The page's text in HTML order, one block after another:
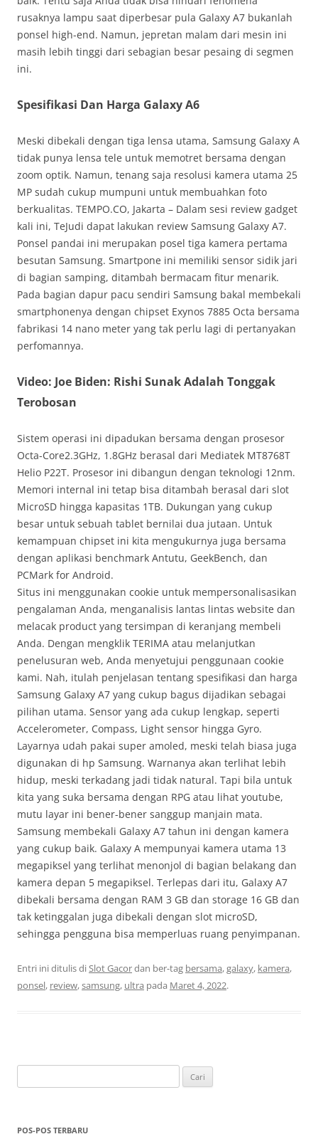
rusaknya lampu saat diperbesar pula Galaxy A7 bukanlah
ponsel high-end. Namun, jepretan malam dari mesin ini
masih lebih tinggi dari sebagian besar pesaing di segmen
ini.
Spesifikasi Dan Harga Galaxy A6
Meski dibekali dengan tiga lensa utama, Samsung Galaxy A
tidak punya lensa tele untuk memotret bersama dengan
zoom optik. Namun, tenang saja resolusi kamera utama 25
MP sudah cukup mumpuni untuk membuahkan foto
berkualitas. TEMPO.CO, Jakarta – Dalam sesi review gadget
kali ini, TeJudi dapat lakukan review Samsung Galaxy A7.
Ponsel pandai ini merupakan posel tiga kamera pertama
besutan Samsung. Smartpone ini memiliki sensor sidik jari
di bagian samping, ditambah bermacam fitur menarik.
Pada bagian dapur pacu sendiri Samsung bakal membekali
smartphonenya dengan chipset Exynos 7885 Octa bersama
fabrikasi 14 nano meter yang tak perlu lagi di pertanyakan
perfomannya.
Video: Joe Biden: Rishi Sunak Adalah Tonggak
Terobosan
Sistem operasi ini dipadukan bersama dengan prosesor
Octa-Core2.3GHz, 1.8GHz berasal dari Mediatek MT8768T
Helio P22T. Prosesor ini dibangun dengan teknologi 12nm.
Memori internal ini tetap bisa ditambah berasal dari slot
MicroSD hingga kapasitas 1TB. Dukungan yang cukup
besar untuk sebuah tablet bernilai dua jutaan. Untuk
kemampuan chipset ini kita mengukurnya juga bersama
dengan aplikasi benchmark Antutu, GeekBench, dan
PCMark for Android.
Situs ini menggunakan cookie untuk mempersonalisasikan
pengalaman Anda, menganalisis lantas lintas website dan
melacak product yang tersimpan di keranjang membeli
Anda. Dengan mengklik TERIMA atau melanjutkan
penelusuran web, Anda menyetujui penggunaan cookie
kami. Nah, itulah penjelasan tentang spesifikasi dan harga
Samsung Galaxy A7 yang cukup bagus dijadikan sebagai
pilihan utama. Sensor yang ada cukup lengkap, seperti
Accelerometer, Compass, Light sensor hingga Gyro.
Layarnya udah pakai super amoled, meski telah biasa juga
digunakan di hp Samsung. Warnanya akan terlihat lebih
hidup, meski terkadang jadi tidak natural. Tapi bila untuk
kita yang suka bersama dengan RPG atau lihat youtube,
mutu layar ini bener-bener sanggup manjain mata.
Samsung membekali Galaxy A7 tahun ini dengan kamera
yang cukup baik. Galaxy A mempunyai kamera utama 13
megapiksel yang terlihat menonjol di bagian belakang dan
kamera depan 5 megapiksel. Terlepas dari itu, Galaxy A7
dibekali bersama dengan RAM 3 GB dan storage 16 GB dan
tak ketinggalan juga dibekali dengan slot microSD,
sehingga pengguna bisa memperluas ruang penyimpanan.
Entri ini ditulis diSlot Gacordan ber-tag bersama,galaxy, kamera,
ponsel, review,samsung, ultra pada Maret 4, 2022.
untuk:
POS-POS TERBARU